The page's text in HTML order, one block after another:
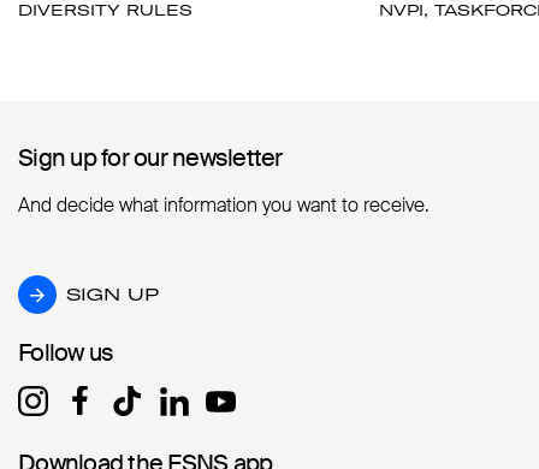
DIVERSITY RULES
NVPI,
Sign up for our newsletter
Sign up for our newsletter
And decide what information you want to receive.
SIGN UP
SIGN UP
Follow us
Follow us